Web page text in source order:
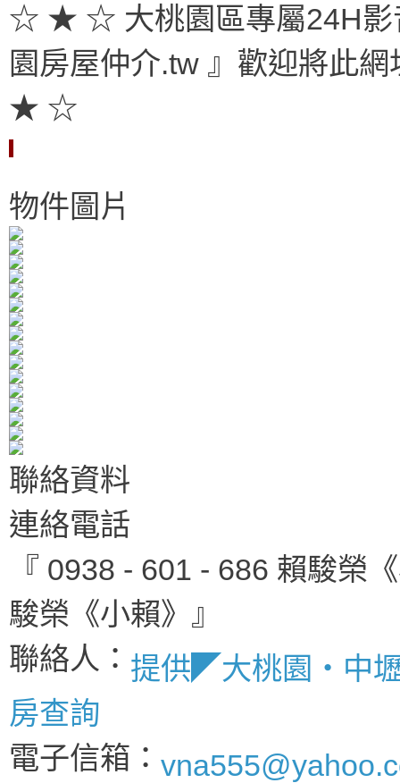
☆ ★ ☆ 大桃園區專屬24H影
園房屋仲介.tw 』歡迎將此
★ ☆
物件圖片
聯絡資料
連絡電話
『 0938 - 601 - 686 賴駿榮
駿榮《小賴》』
聯絡人： 提供◤大桃園‧中
房查詢
電子信箱：